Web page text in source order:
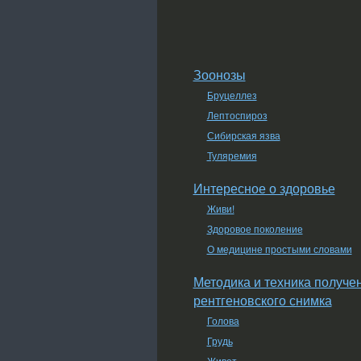
Зоонозы
Бруцеллез
Лептоспироз
Сибирская язва
Туляремия
Интересное о здоровье
Живи!
Здоровое поколение
О медицине простыми словами
Методика и техника
рентгеновского снимка
Голова
Грудь